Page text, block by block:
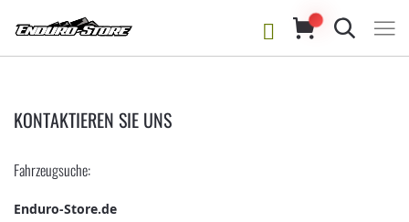
Suche
KONTAKTIEREN SIE UNS
Fahrzeugsuche:
Enduro-Store.de